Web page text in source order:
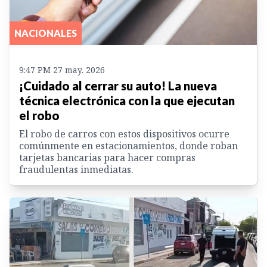
NACIONALES
9:47 PM 27 may. 2026
¡Cuidado al cerrar su auto! La nueva
técnica electrónica con la que ejecutan
el robo
El robo de carros con estos dispositivos ocurre
comúnmente en estacionamientos, donde roban
tarjetas bancarias para hacer compras
fraudulentas inmediatas.